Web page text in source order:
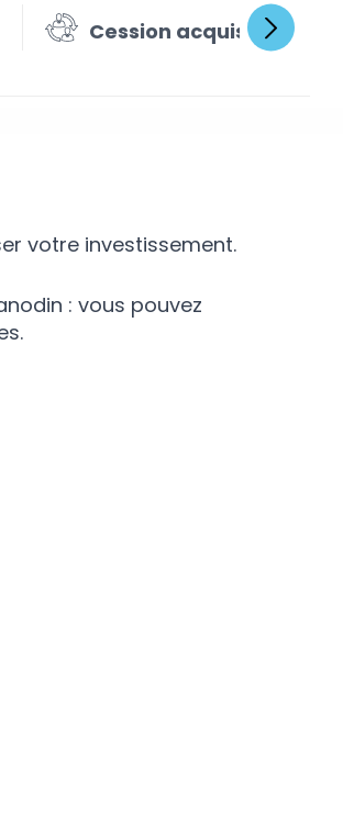
Cession acquisition
votre investissement.
: vous pouvez